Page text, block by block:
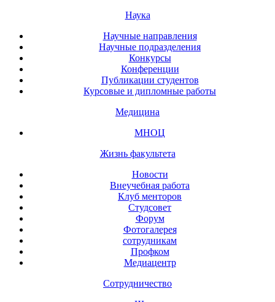
Наука
Научные направления
Научные подразделения
Конкурсы
Конференции
Публикации студентов
Курсовые и дипломные работы
Медицина
МНОЦ
Жизнь факультета
Новости
Внеучебная работа
Клуб менторов
Студсовет
Форум
Фотогалерея
сотрудникам
Профком
Медиацентр
Сотрудничество